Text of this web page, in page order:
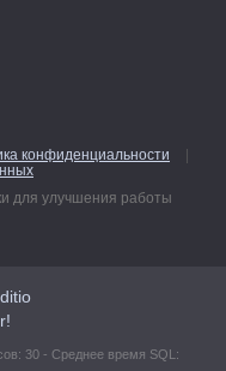
конфиденциальности
|
для улучшения работы
30 - Среднее время SQL: